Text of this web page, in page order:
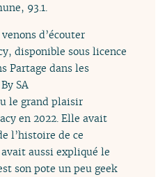
93.1.
d’écouter
disponible sous licence
Partage dans les
SA
le grand plaisir
en 2022. Elle avait
l’histoire de ce
avait aussi expliqué le
son pote un peu geek